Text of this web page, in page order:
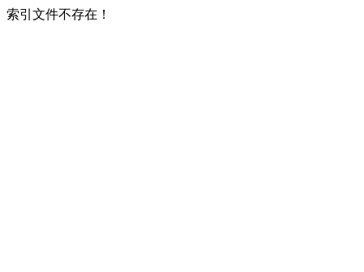
索引文件不存在！